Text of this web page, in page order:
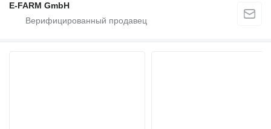
E-FARM GmbH